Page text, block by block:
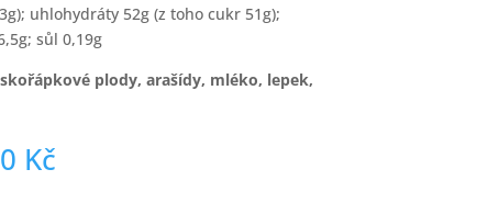
uhlohydráty 52g (z toho cukr 51g);
sůl 0,19g
skořápkové plody, arašídy, mléko, lepek,
Kč